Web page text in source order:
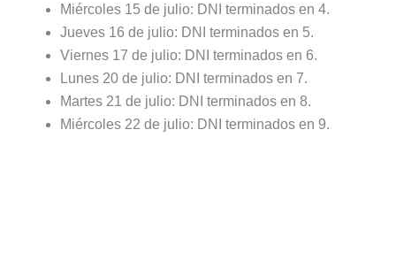
Miércoles 15 de julio: DNI terminados en 4.
Jueves 16 de julio: DNI terminados en 5.
Viernes 17 de julio: DNI terminados en 6.
Lunes 20 de julio: DNI terminados en 7.
Martes 21 de julio: DNI terminados en 8.
Miércoles 22 de julio: DNI terminados en 9.